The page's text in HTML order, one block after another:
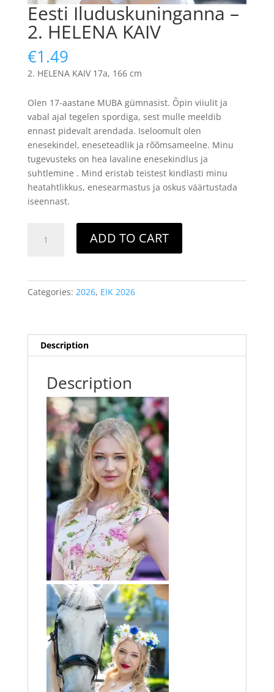
Eesti Iluduskuninganna –
2. HELENA KAIV
€1.49
HELENA KAIV 17a, 166 cm
Olen 17-aastane MUBA gümnasist. Õpin viiulit ja
vabal ajal tegelen spordiga, sest mulle meeldib
ennast pidevalt arendada. Iseloomult olen
enesekindel, eneseteadlik ja rõõmsameelne. Minu
tugevusteks on hea lavaline enesekindlus ja
suhtlemine . Mind eristab teistest kindlasti minu
heatahtlikkus, enesearmastus ja oskus väärtustada
iseennast.
IluduskuningannaADD TO CART
Categories: 2026, EIK 2026
Description
Description